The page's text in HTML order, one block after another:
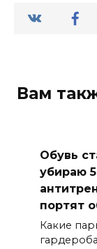
Вам
Обувь
убираю
портят
Какие